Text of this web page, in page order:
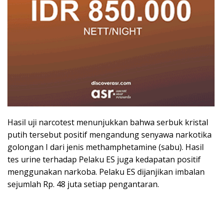
Hasil uji narcotest menunjukkan bahwa serbuk kristal
putih tersebut positif mengandung senyawa narkotika
golongan I dari jenis methamphetamine (sabu). Hasil
tes urine terhadap Pelaku ES juga kedapatan positif
menggunakan narkoba. Pelaku ES dijanjikan imbalan
sejumlah Rp. 48 juta setiap pengantaran.